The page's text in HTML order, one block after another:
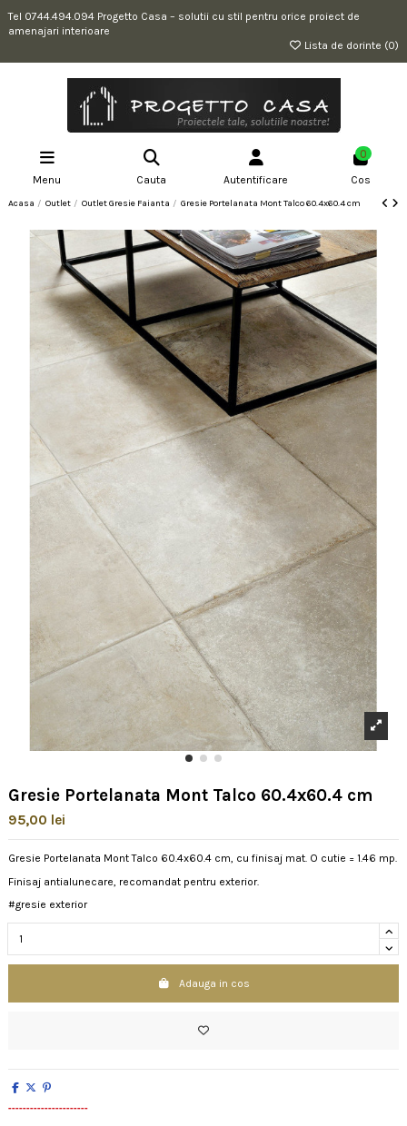
Tel 0744.494.094 Progetto Casa – solutii cu stil pentru orice proiect de
amenajari interioare
Lista de dorinte (0)
Menu Cauta Autentificare
0
Cos
Acasa Outlet Outlet Gresie Faianta Gresie Portelanata Mont Talco 60.4x60.4 cm
Gresie Portelanata Mont Talco 60.4x60.4 cm
95,00 lei
Gresie Portelanata Mont Talco 60.4x60.4 cm, cu finisaj mat. O cutie = 1.46 mp.
Finisaj antialunecare, recomandat pentru exterior.
#gresie exterior
Adauga in cos
----------------------